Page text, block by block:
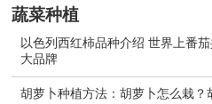
蔬菜种植
以色列西红柿品种介绍 世界上番
大品牌
胡萝卜种植方法：胡萝卜怎么栽？